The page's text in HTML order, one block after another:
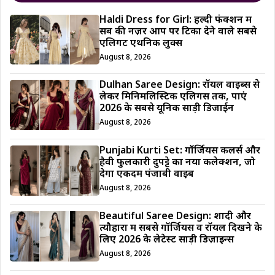
Haldi Dress for Girl: हल्दी फंक्शन में
सब की नज़रें आप पर टिका देने वाले सबसे
एलिगेंट एथनिक लुक्स
August 8, 2026
Dulhan Saree Design: रॉयल वाइब्स से
लेकर मिनिमलिस्टिक एलिगेंस तक, पाएं
2026 के सबसे यूनिक साड़ी डिजाईन
August 8, 2026
Punjabi Kurti Set: गॉर्जियस कलर्स और
हैवी फुलकारी दुपट्टे का नया कलेक्शन, जो
देगा एकदम पंजाबी वाइब
August 8, 2026
Beautiful Saree Design: शादी और
त्यौहारों में सबसे गॉर्जियस व रॉयल दिखने के
लिए 2026 के लेटेस्ट साड़ी डिज़ाइन्स
August 8, 2026